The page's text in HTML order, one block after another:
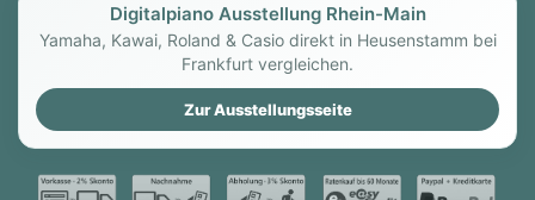
Digitalpiano Ausstellung Rhein-Main
Yamaha, Kawai, Roland & Casio direkt in Heusenstamm bei
Frankfurt vergleichen.
Zur Ausstellungsseite